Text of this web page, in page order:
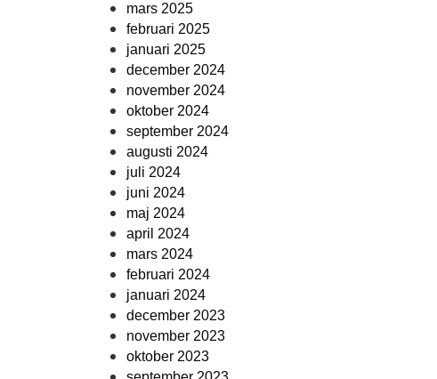
mars 2025
februari 2025
januari 2025
december 2024
november 2024
oktober 2024
september 2024
augusti 2024
juli 2024
juni 2024
maj 2024
april 2024
mars 2024
februari 2024
januari 2024
december 2023
november 2023
oktober 2023